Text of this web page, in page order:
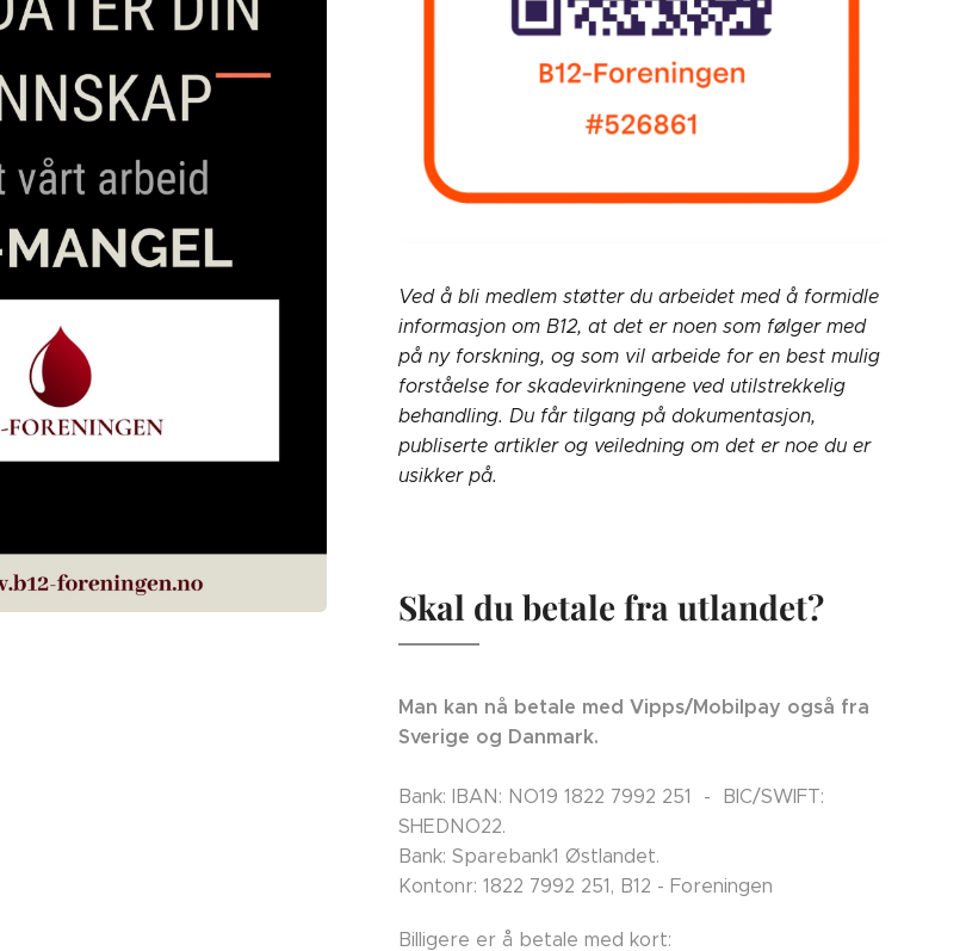
Ved å bli medlem støtter du arbeidet med å formidle
informasjon om B12, at det er noen som følger med
på ny forskning, og som vil arbeide for en best mulig
forståelse for skadevirkningene ved utilstrekkelig
behandling. Du får tilgang på dokumentasjon,
publiserte artikler og veiledning om det er noe du er
usikker på.
Skal du betale fra utlandet?
Man kan nå betale med Vipps/Mobilpay også fra
Sverige og Danmark.
Bank: IBAN: NO19 1822 7992 251 - BIC/SWIFT:
SHEDNO22.
Bank: Sparebank1 Østlandet.
Kontonr: 1822 7992 251, B12 - Foreningen
Billigere er å betale med kort: